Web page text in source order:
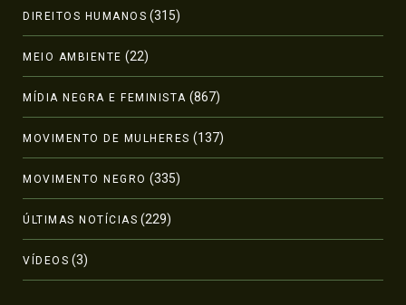
DIREITOS HUMANOS (315)
MEIO AMBIENTE (22)
MÍDIA NEGRA E FEMINISTA (867)
MOVIMENTO DE MULHERES (137)
MOVIMENTO NEGRO (335)
ÚLTIMAS NOTÍCIAS (229)
VÍDEOS (3)